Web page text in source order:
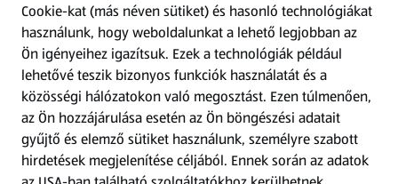
Kérdőív
Fizetési lehetőségek
ALDI utalványok
Cookie-kat (más néven sütiket) és hasonló technológiákat
használunk, hogy weboldalunkat a lehető legjobban az
Ön igényeihez igazítsuk. Ezek a technológiák például
lehetővé teszik bizonyos funkciók használatát és a
közösségi hálózatokon való megosztást. Ezen túlmenően,
az Ön hozzájárulása esetén az Ön böngészési adatait
gyűjtő és elemző sütiket használunk, személyre szabott
hirdetések megjelenítése céljából. Ennek során az adatok